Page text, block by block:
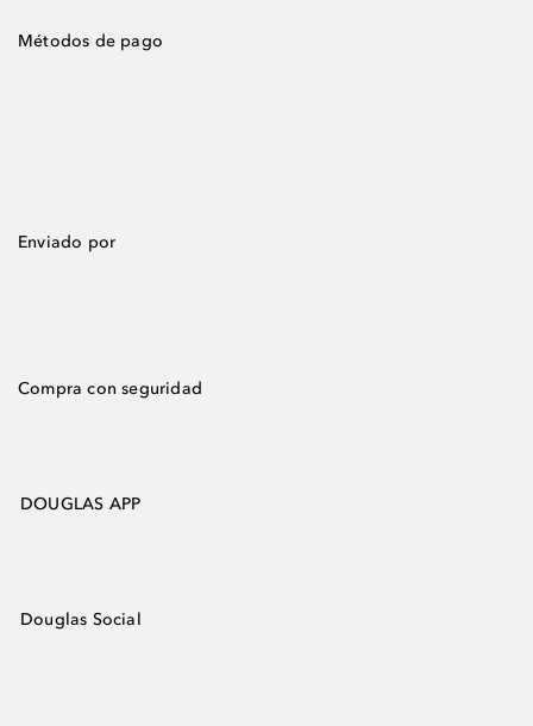
Métodos de pago
Enviado por
Compra con seguridad
DOUGLAS APP
Douglas Social